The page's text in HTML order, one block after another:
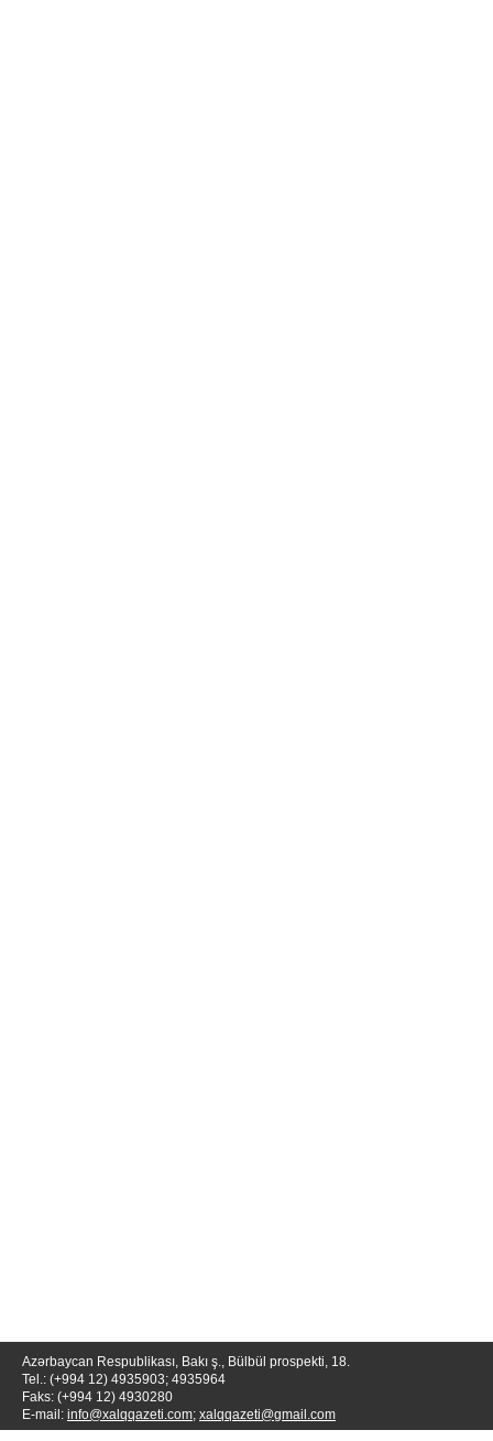
Azərbaycan Respublikası, Bakı ş., Bülbül prospekti, 18.
Tel.: (+994 12) 4935903; 4935964
Faks: (+994 12) 4930280
E-mail: info@xalqqazeti.com; xalqqazeti@gmail.com